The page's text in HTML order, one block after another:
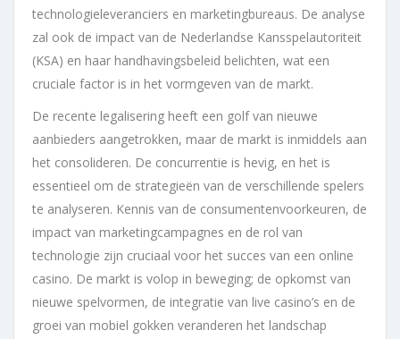
technologieleveranciers en marketingbureaus. De analyse
zal ook de impact van de Nederlandse Kansspelautoriteit
(KSA) en haar handhavingsbeleid belichten, wat een
cruciale factor is in het vormgeven van de markt.
De recente legalisering heeft een golf van nieuwe
aanbieders aangetrokken, maar de markt is inmiddels aan
het consolideren. De concurrentie is hevig, en het is
essentieel om de strategieën van de verschillende spelers
te analyseren. Kennis van de consumentenvoorkeuren, de
impact van marketingcampagnes en de rol van
technologie zijn cruciaal voor het succes van een online
casino. De markt is volop in beweging; de opkomst van
nieuwe spelvormen, de integratie van live casino’s en de
groei van mobiel gokken veranderen het landschap